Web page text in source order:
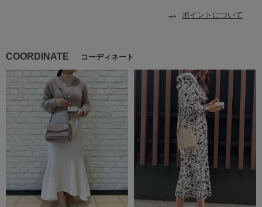
ポイントについて
COORDINATE コーディネート